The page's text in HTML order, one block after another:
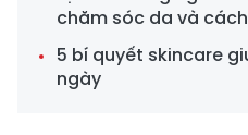
chăm sóc da và
5 bí quyết skincare
ngày